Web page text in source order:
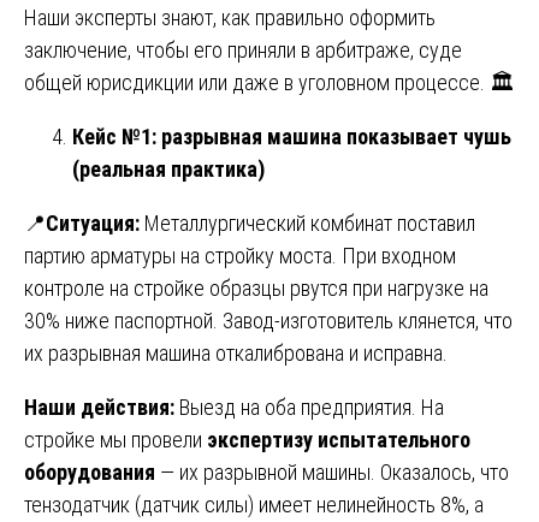
Наши эксперты знают, как правильно оформить
заключение, чтобы его приняли в арбитраже, суде
общей юрисдикции или даже в уголовном процессе. 🏛️
Кейс №1: разрывная машина показывает чушь
(реальная практика)
📍Ситуация: Металлургический комбинат поставил
партию арматуры на стройку моста. При входном
контроле на стройке образцы рвутся при нагрузке на
30% ниже паспортной. Завод-изготовитель клянется, что
их разрывная машина откалибрована и исправна.
Наши действия: Выезд на оба предприятия. На
стройке мы провели экспертизу испытательного
оборудования — их разрывной машины. Оказалось, что
тензодатчик (датчик силы) имеет нелинейность 8%, а